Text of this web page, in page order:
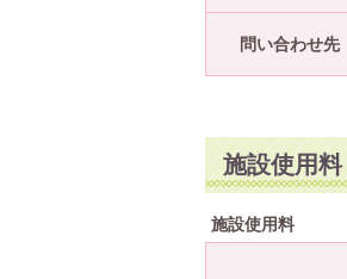
問い合わせ先
施設使用料
施設使用料